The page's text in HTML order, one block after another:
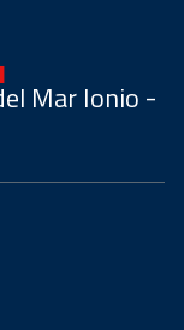
Mar Ionio -